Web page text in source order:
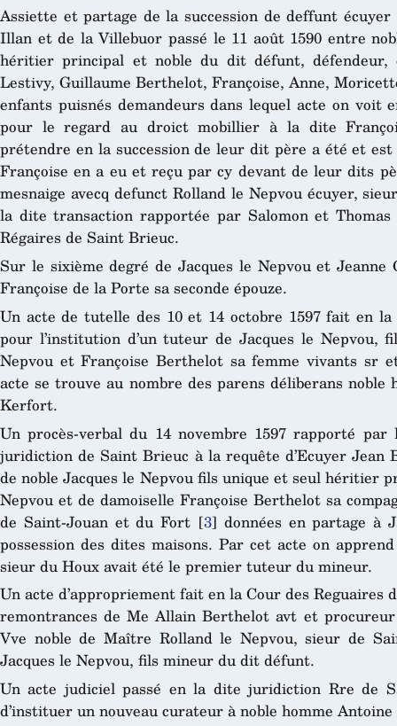
Assiette et partage de la succession de deffunt
Illan et de la Villebuor passé le 11 août 1590 entre
héritier principal et noble du dit défunt,
Lestivy, Guillaume Berthelot, Françoise, Anne,
enfants puisnés demandeurs dans lequel acte on voit
pour le regard au droict mobillier à la dite
prétendre en la succession de leur dit père a été et
Françoise en a eu et reçu par cy devant de leur dits
mesnaige avecq defunct Rolland le Nepvou écuyer,
la dite transaction rapportée par Salomon et
Régaires de Saint Brieuc.
Sur le sixième degré de Jacques le Nepvou et
Françoise de la Porte sa seconde épouze.
Un acte de tutelle des 10 et 14 octobre 1597 fait en
pour l’institution d’un tuteur de Jacques le Nepvou,
Nepvou et Françoise Berthelot sa femme vivants sret
acte se trouve au nombre des parens déliberans
Kerfort.
Un procès-verbal du 14 novembre 1597 rapporté
juridiction de Saint Brieuc à la requête d’Ecuyer
de noble Jacques le Nepvou fils unique et seul héritier
Nepvou et de damoiselle Françoise Berthelot sa
de Saint-Jouan et du Fort [3] données en partage à
possession des dites maisons. Par cet acte on
sieur du Houx avait été le premier tuteur du mineur.
Un acte d’appropriement fait en la Cour des Reguaires
remontrances de Me Allain Berthelot avt et
Vve noble de Maître Rolland le Nepvou, sieur de
Jacques le Nepvou, fils mineur du dit défunt.
Un acte judiciel passé en la dite juridiction Rre de
d’instituer un nouveau curateur à noble homme